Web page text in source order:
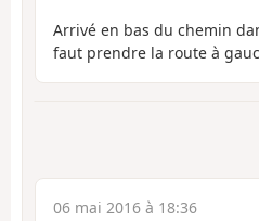
Arrivé en bas du chemin
faut prendre la route à
06 mai 2016 à 18:36